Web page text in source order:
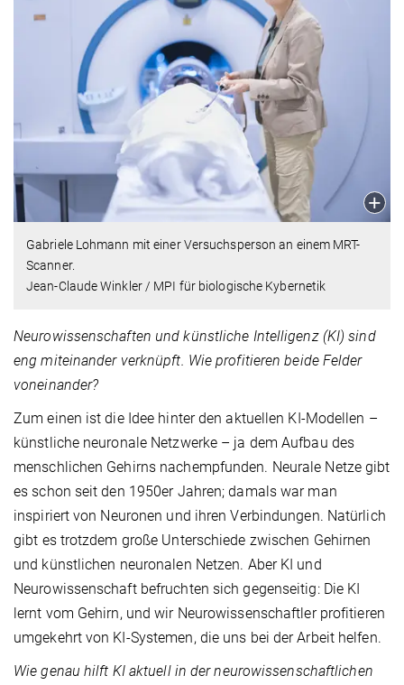
Gabriele Lohmann mit einer Versuchsperson an einem MRT-
Scanner.
Jean-Claude Winkler / MPI für biologische Kybernetik
Neurowissenschaften und künstliche Intelligenz (KI) sind
eng miteinander verknüpft. Wie profitieren beide Felder
voneinander?
Zum einen ist die Idee hinter den aktuellen KI-Modellen –
künstliche neuronale Netzwerke – ja dem Aufbau des
menschlichen Gehirns nachempfunden. Neurale Netze gibt
es schon seit den 1950er Jahren; damals war man
inspiriert von Neuronen und ihren Verbindungen. Natürlich
gibt es trotzdem große Unterschiede zwischen Gehirnen
und künstlichen neuronalen Netzen. Aber KI und
Neurowissenschaft befruchten sich gegenseitig: Die KI
lernt vom Gehirn, und wir Neurowissenschaftler profitieren
umgekehrt von KI-Systemen, die uns bei der Arbeit helfen.
Wie genau hilft KI aktuell in der neurowissenschaftlichen